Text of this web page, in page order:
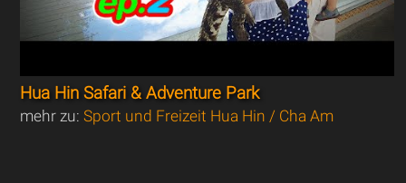
Hua Hin Safari & Adventure Park
mehr zu:Sport und Freizeit Hua Hin / Cha Am